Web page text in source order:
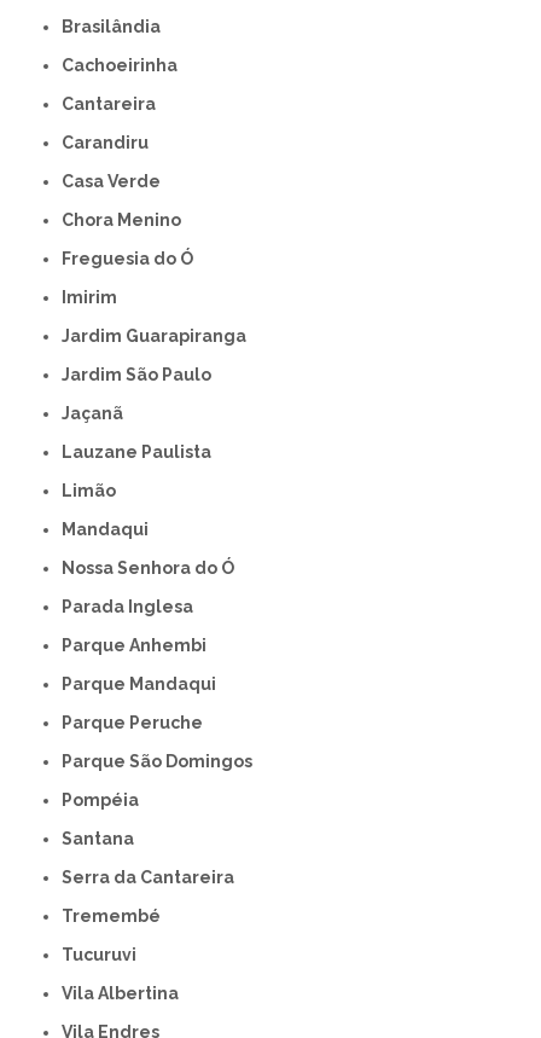
Brasilândia
Cachoeirinha
Cantareira
Carandiru
Casa Verde
Chora Menino
Freguesia do Ó
Imirim
Jardim Guarapiranga
Jardim São Paulo
Jaçanã
Lauzane Paulista
Limão
Mandaqui
Nossa Senhora do Ó
Parada Inglesa
Parque Anhembi
Parque Mandaqui
Parque Peruche
Parque São Domingos
Pompéia
Santana
Serra da Cantareira
Tremembé
Tucuruvi
Vila Albertina
Vila Endres